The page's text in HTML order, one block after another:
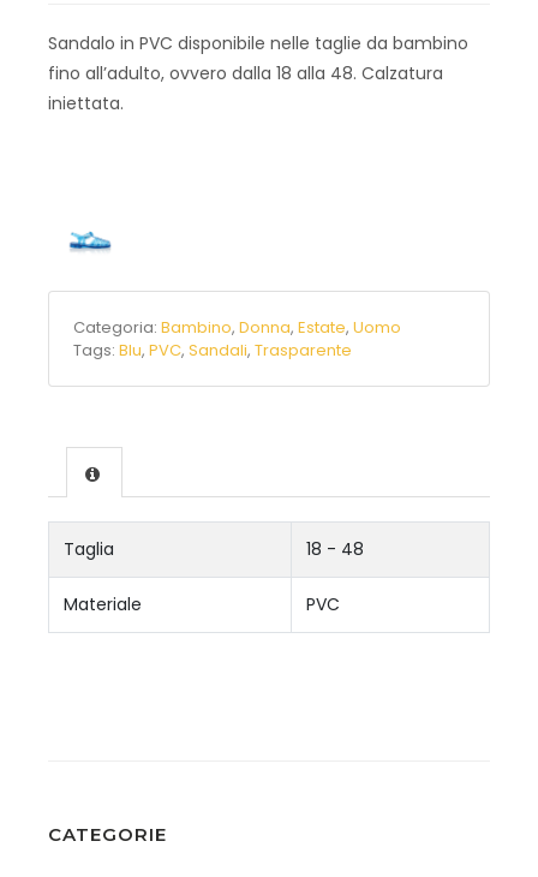
Sandalo in PVC disponibile nelle taglie da bambino
fino all’adulto, ovvero dalla 18 alla 48. Calzatura
iniettata.
Categoria: Bambino, Donna, Estate, Uomo
Tags: Blu, PVC, Sandali, Trasparente
Taglia 18 - 48
Materiale PVC
CATEGORIE